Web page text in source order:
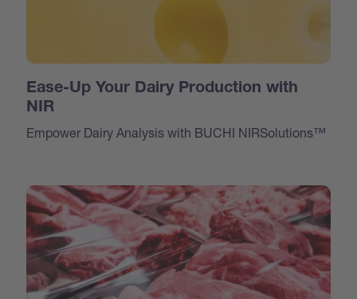
Ease-Up Your Dairy Production with
NIR
Empower Dairy Analysis with BUCHI NIRSolutions™